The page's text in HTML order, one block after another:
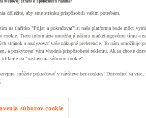
dôležité, aby sme stránku prispôsobili vašim potrebám.
na tlačitko "Prijať a pokračovať" si naša platforma bude môcť
cookie. Tieto informácie umožňujú nášmu marketingovému tímu a
stránok a analyzovať vaše nákupné preferencie. To nám umožňuje
a poskytovať vám vhodnú/prispôsobené reklamu. Ak sa chcete
kliknite na "nastavenia súborov cookie".
môžete pokračovať v návšteve bez cookies! Dozvedieť sa
súborov cookie